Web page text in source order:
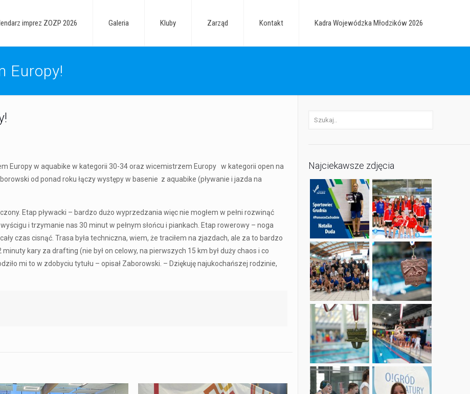
imprez ZOZP 2026 Galeria Kluby Zarząd Kontakt Kadra Wojewódzka Młodzików 2026
Europy!
Europy w aquabike w kategorii 30-34 oraz wicemistrzem Europy w kategorii open na
od ponad roku łączy występy w basenie z aquabike (pływanie i jazda na
Etap pływacki – bardzo dużo wyprzedzania więc nie mogłem w pełni rozwinąć
i trzymanie nas 30 minut w pełnym słońcu i piankach. Etap rowerowy – noga
czas cisnąć. Trasa była techniczna, wiem, że traciłem na zjazdach, ale za to bardzo
kary za drafting (nie był on celowy, na pierwszych 15 km był duży chaos i co
mi to w zdobyciu tytułu – opisał Zaborowski. – Dziękuję najukochańszej rodzinie,
Najciekawsze zdjęcia